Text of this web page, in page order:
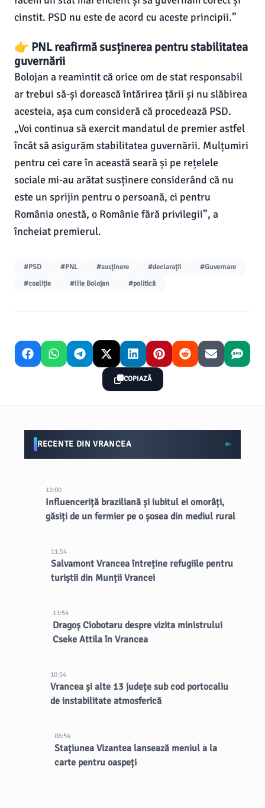
cinstit. PSD nu este de acord cu aceste principii.”
👉 PNL reafirmă susținerea pentru stabilitatea
guvernării
Bolojan a reamintit că orice om de stat responsabil
ar trebui să-și dorească întărirea țării și nu slăbirea
acesteia, așa cum consideră că procedează PSD.
„Voi continua să exercit mandatul de premier astfel
încât să asigurăm stabilitatea guvernării. Mulțumiri
pentru cei care în această seară și pe rețelele
sociale mi-au arătat susținere considerând că nu
este un sprijin pentru o persoană, ci pentru
România onestă, o Românie fără privilegii”, a
încheiat premierul.
#PSD #PNL #susținere #declarații
#Guvernare
#coaliție
#Ilie Bolojan #politică
COPIAZĂ
RECENTE DIN VRANCEA
12:00
Influenceriță braziliană și iubitul ei omorâți,
găsiți de un fermier pe o șosea din mediul rural
11:54
Salvamont Vrancea întreține refugiile pentru
turiștii din Munții Vrancei
11:54
Dragoș Ciobotaru despre vizita ministrului
Cseke Attila în Vrancea
10:54
Vrancea și alte 13 județe sub cod portocaliu
de instabilitate atmosferică
06:54
Stațiunea Vizantea lansează meniul à la
carte pentru oaspeți